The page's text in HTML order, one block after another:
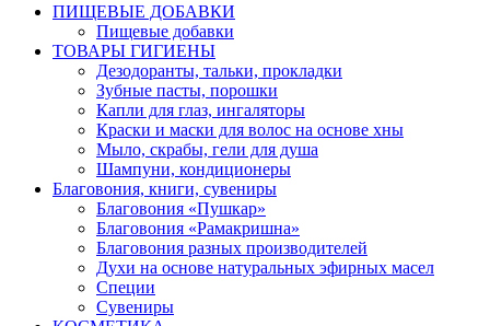
ПИЩЕВЫЕ ДОБАВКИ
Пищевые добавки
ТОВАРЫ ГИГИЕНЫ
Дезодоранты, тальки, прокладки
Зубные пасты, порошки
Капли для глаз, ингаляторы
Краски и маски для волос на основе хны
Мыло, скрабы, гели для душа
Шампуни, кондиционеры
Благовония, книги, сувениры
Благовония «Пушкар»
Благовония «Рамакришна»
Благовония разных производителей
Духи на основе натуральных эфирных масел
Специи
Сувениры